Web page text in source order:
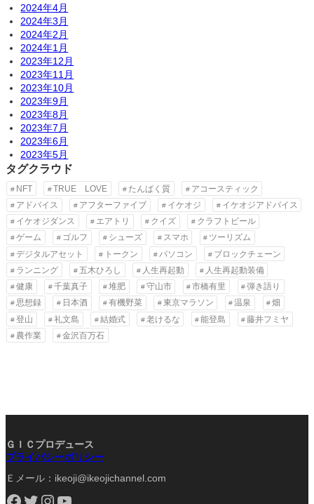
2024年4月
2024年3月
2024年2月
2024年1月
2023年12月
2023年11月
2023年10月
2023年9月
2023年8月
2023年7月
2023年6月
2023年5月
タグクラウド
NFT TRUE LOVE たんぱく質
アコースティック
アドバイス
アフターファイブ イケオジ
イケオジアドバイス
イケオジダンス
エアトリ クイズ
クラフトビール
ゲーム
ゴルフ シューズ スマホ
ツーリズム
デジタルアセット
トークン パソコン
ブロックチェーン
ランニング
五木ひろし 人生再起動
人生再起動装備
健康
千葉真子 堆肥 守山市 市橋有里
弾き語り
思想録
日本酒 有機野菜 東京マラソン 温泉
畑
登山
礼文島 結婚式 老けるな 能登島
藤井フミヤ
農作業
金沢百万石
ＧＩＣプロデュース
プライバシーポリシー
Ｅメール：ikeoji@ikeojichannel.com
Facebook Twitter Instagram YouTube